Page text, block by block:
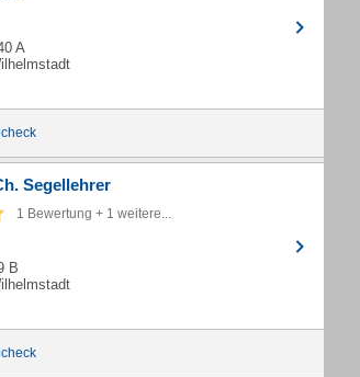
A
Segellehrer
1 Bewertung + 1 weitere...
B